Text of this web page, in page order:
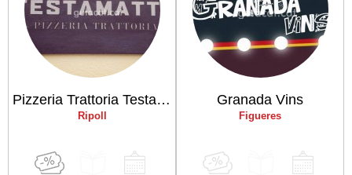
Pizzeria Trattoria Testamatta
Ripoll
Granada Vins
Figueres